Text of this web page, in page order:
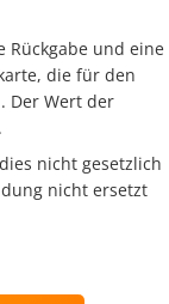
Rückgabe und eine
die für den
Der Wert der
nicht gesetzlich
nicht ersetzt